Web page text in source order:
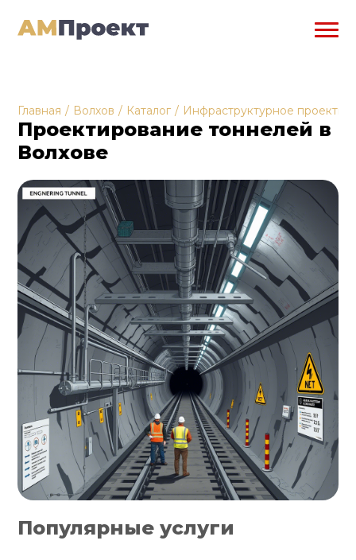
Главная / Волхов / Каталог / Инфраструктурное
Проектирование тоннелей в
Волхове
Популярные услуги